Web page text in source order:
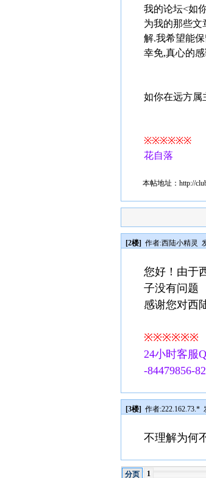
我的论坛<如
为我的那些文
解.我希望能
幸免,真心的
如你在远方属
※※※※※※
花自落
本帖地址： http://
[2楼] 作者:西陆小精灵
您好！由于
子没有问题
感谢您对西
※※※※※※
24小时客服
-84479856-
[3楼] 作者:222.162.73.*
不理解为何
分页 1